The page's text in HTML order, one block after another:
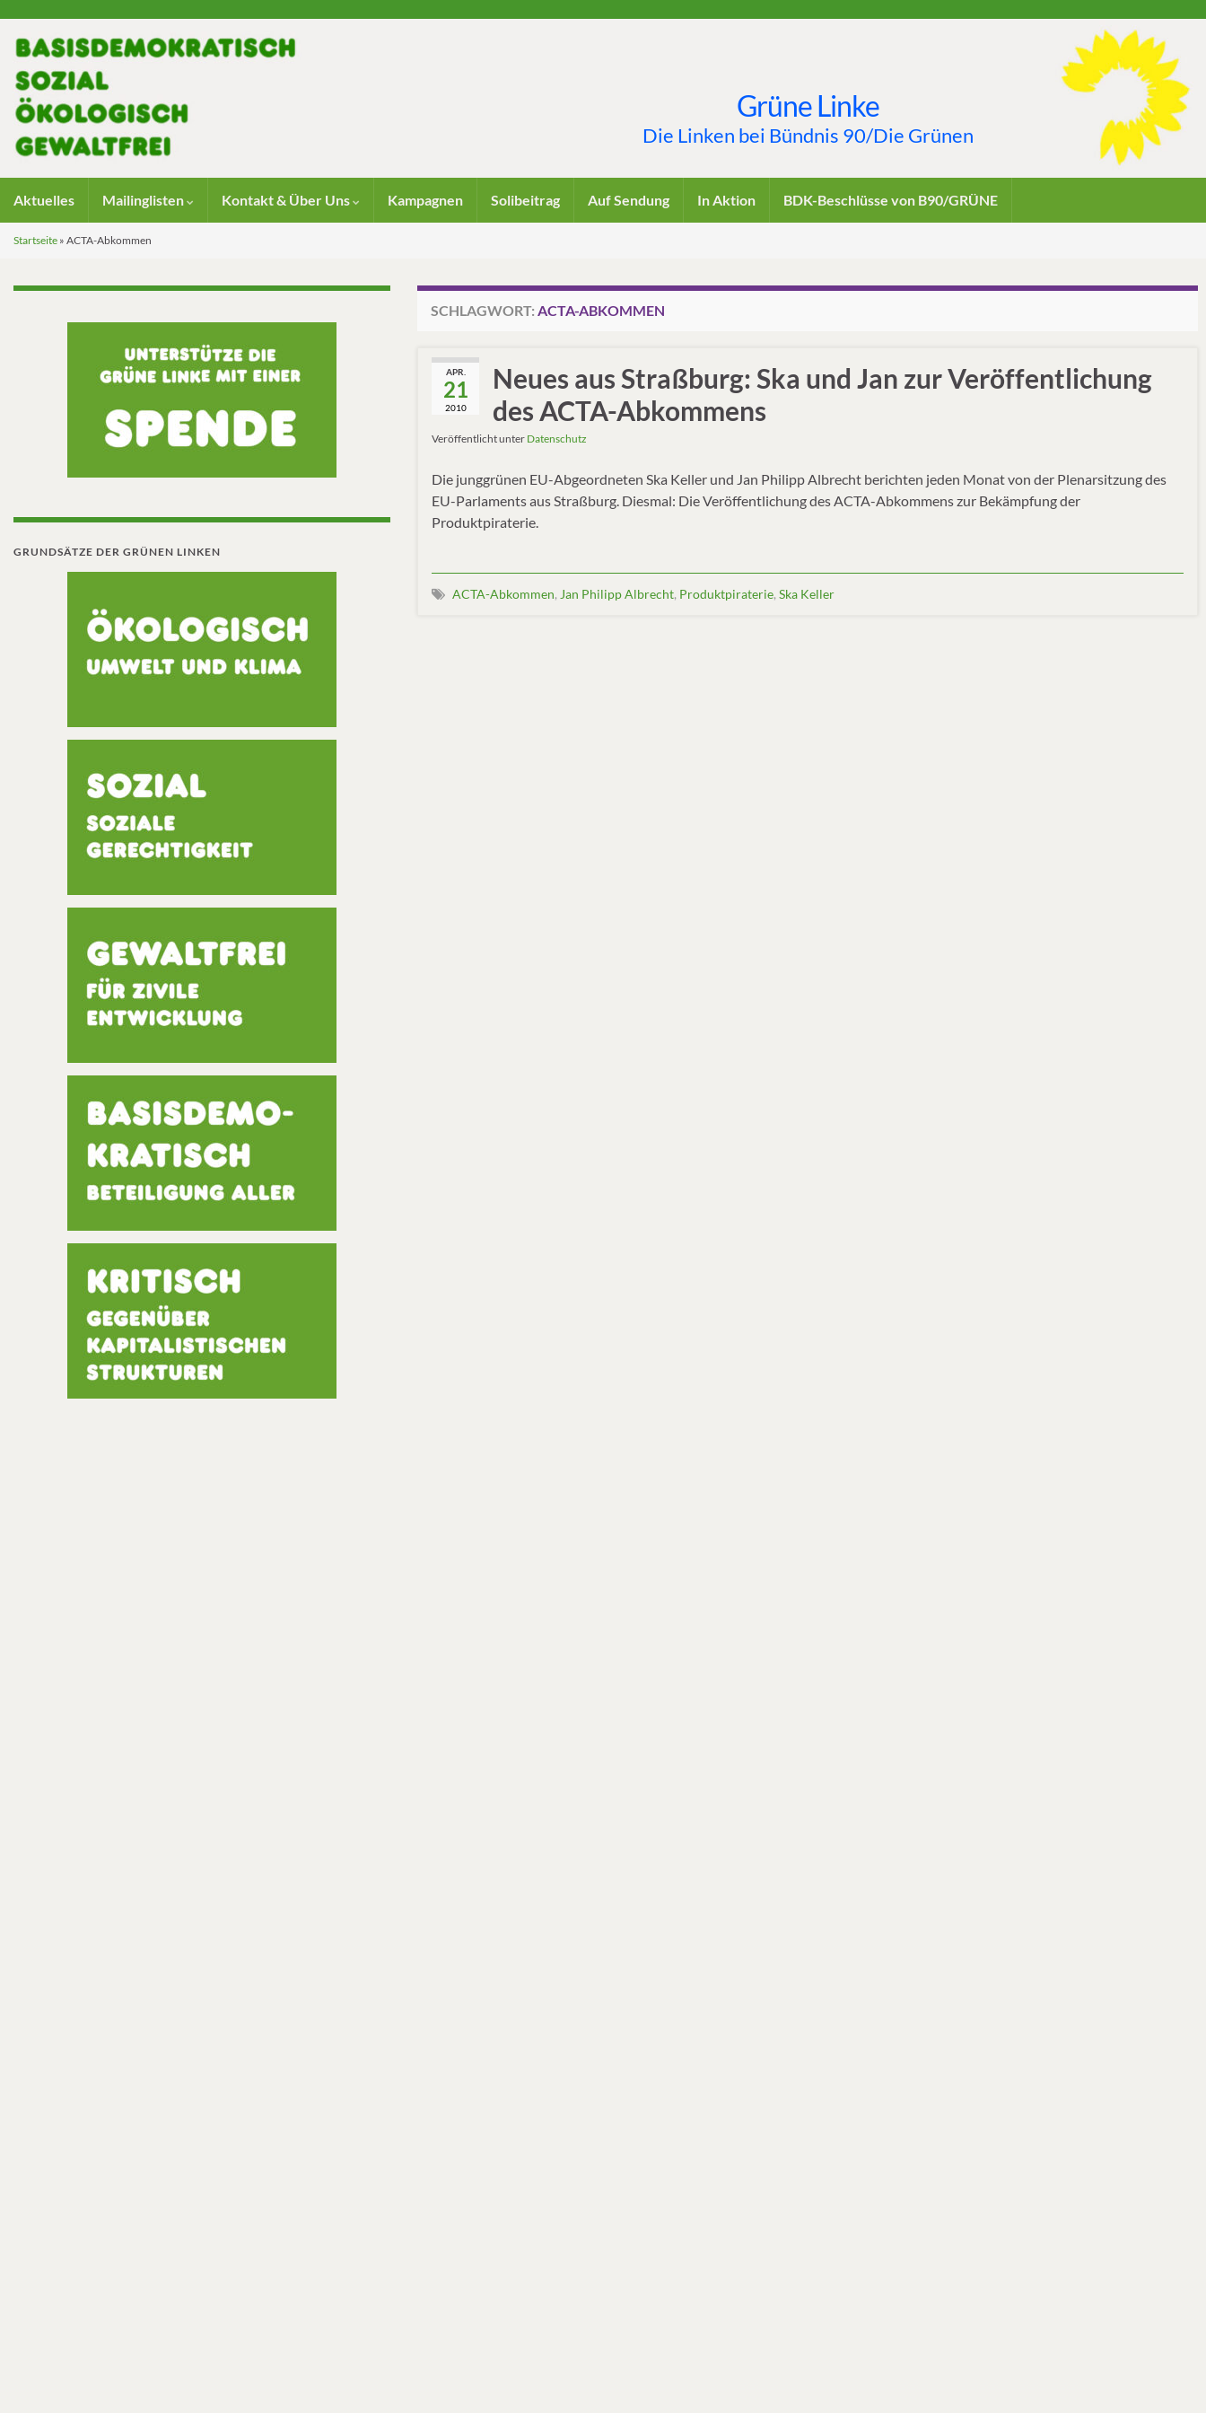
Grüne Linke
Die Linken bei Bündnis 90/Die Grünen
Aktuelles Mailinglisten Kontakt & Über Uns Kampagnen Solibeitrag Auf Sendung In Aktion BDK-Beschlüsse von B90/GRÜNE
Startseite » ACTA-Abkommen
SCHLAGWORT: ACTA-ABKOMMEN
APR.
21
2010
Neues aus Straßburg: Ska und Jan zur Veröffentlichung
des ACTA-Abkommens
Veröffentlicht unter Datenschutz
Die junggrünen EU-Abgeordneten Ska Keller und Jan Philipp Albrecht berichten jeden Monat von der Plenarsitzung des
EU-Parlaments aus Straßburg. Diesmal: Die Veröffentlichung des ACTA-Abkommens zur Bekämpfung der
Produktpiraterie.
ACTA-Abkommen, Jan Philipp Albrecht, Produktpiraterie, Ska Keller
GRUNDSÄTZE DER GRÜNEN LINKEN